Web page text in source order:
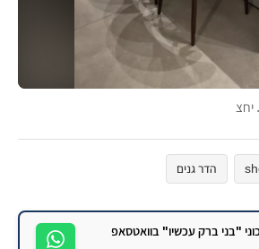
הדר גנים
"בני ברק עכשיו" בוואטסאפ